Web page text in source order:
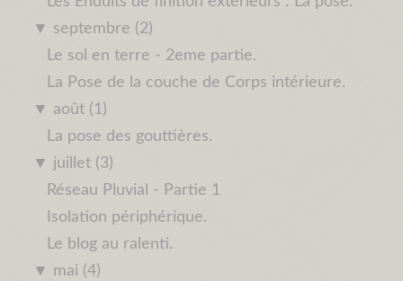
▼ septembre (2)
Le sol en terre - 2eme partie.
La Pose de la couche de Corps intérieure.
▼ août (1)
La pose des gouttières.
▼ juillet (3)
Réseau Pluvial - Partie 1
Isolation périphérique.
Le blog au ralenti.
▼ mai (4)